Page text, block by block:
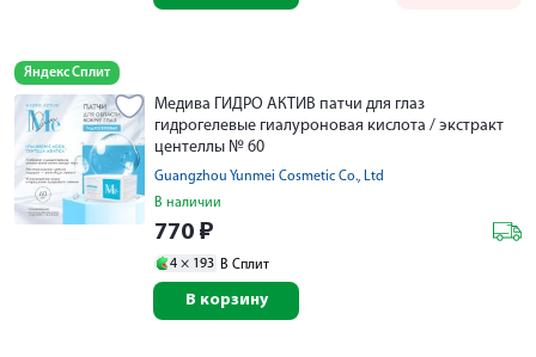
Яндекс Сплит
Медива ГИДРО АКТИВ патчи для глаз
гидрогелевые гиалуроновая кислота / экстракт
центеллы № 60
Guangzhou Yunmei Cosmetic Co., Ltd
В наличии
770 ₽
4 × 193 В Сплит
В корзину